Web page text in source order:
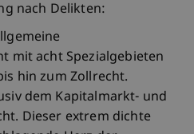
nach Delikten:
mit acht Spezialgebieten
hin zum Zollrecht.
dem Kapitalmarkt- und
Dieser extrem dichte